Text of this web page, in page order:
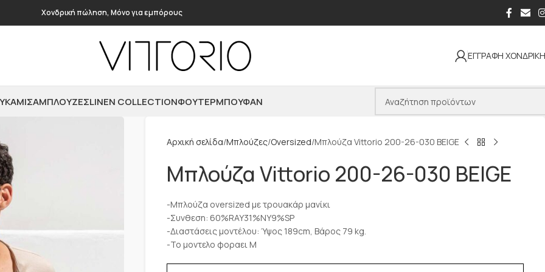
Χονδρική πώληση, Μόνο για εμπόρους
ΕΓΓΡΑΦΗ
ΜΠΛΟΎΖΕΣLINEN COLLECTIONΦΟΎΤΕΡΜΠΟΥΦΆΝ
Αρχική σελίδα Μπλούζες Oversized Μπλούζα Vittorio 200-26-030 BEIGE
Μπλούζα Vittorio 200-26-030 BEIGE
-Μπλούζα oversized με τρουακάρ μανίκι
-Συνθεση: 60%RAY31%NY9%SP
-Διαστάσεις μοντέλου: Ύψος 189cm, Βάρος 79 kg.
-Το μοντελο φοραει M